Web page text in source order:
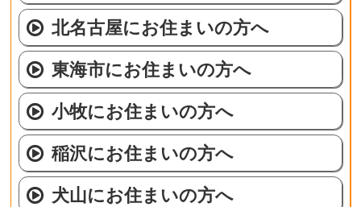
北名古屋にお住まいの方へ
東海市にお住まいの方へ
小牧にお住まいの方へ
稲沢にお住まいの方へ
犬山にお住まいの方へ